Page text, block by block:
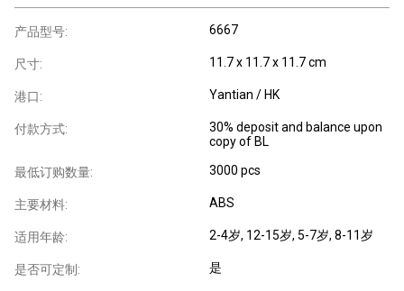
产品型号: 6667
尺寸: 11.7 x 11.7 x 11.7 cm
港口: Yantian / HK
付款方式:
30% deposit and balance upon
copy of BL
最低订购数量: 3000 pcs
主要材料: ABS
适用年龄: 2-4岁, 12-15岁, 5-7岁, 8-11岁
是否可定制: 是